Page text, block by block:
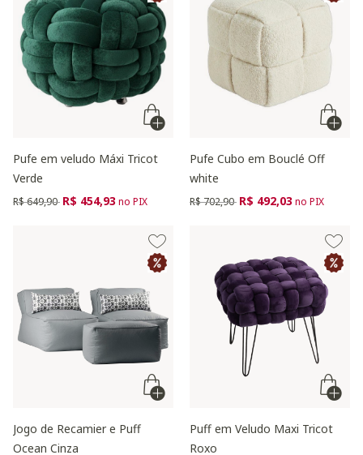
Pufe em veludo Máxi Tricot
Verde
Preço reduzido de
R$ 649,90 para
R$ 454,93no PIX
Pufe Cubo em Bouclé Off
white
Preço reduzido de
R$ 702,90 para
R$ 492,03no PIX
Jogo de Recamier e Puff
Ocean Cinza
Puff em Veludo Maxi Tricot
Roxo